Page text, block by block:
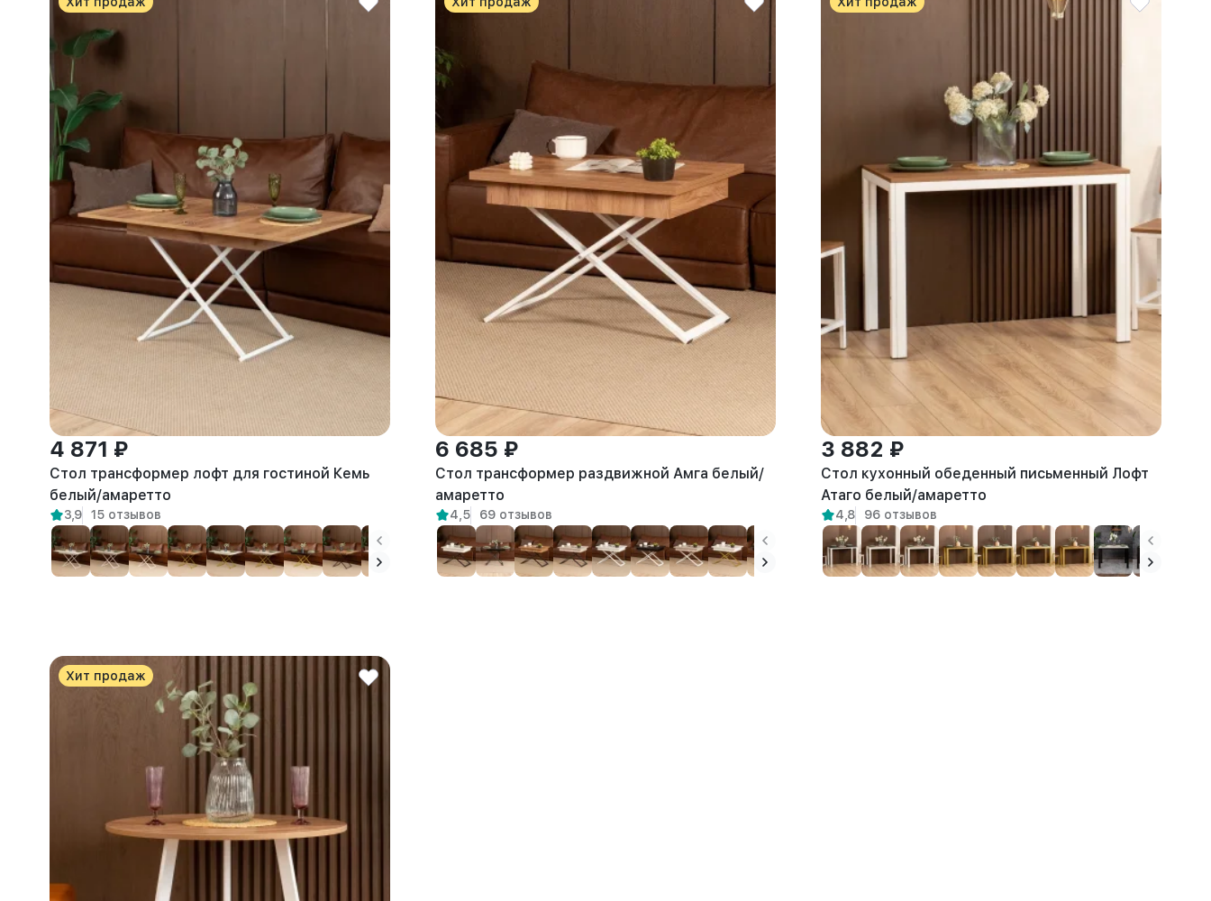
4 871 ₽
Стол трансформер лофт для гостиной Кемь
белый/амаретто
3,9 15 отзывов
6 685 ₽
Стол трансформер раздвижной Амга белый/
амаретто
4,5 69 отзывов
3 882 ₽
Стол кухонный обеденный письменный Лофт
Атаго белый/амаретто
4,8 96 отзывов
Хит продаж